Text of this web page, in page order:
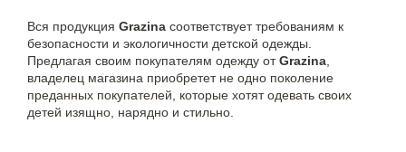
Вся продукция Grazina соответствует требованиям к
безопасности и экологичности детской одежды.
Предлагая своим покупателям одежду отGrazina
владелец магазина приобретет не одно поколение
преданных покупателей, которые хотят одевать своих
детей изящно, нарядно и стильно.